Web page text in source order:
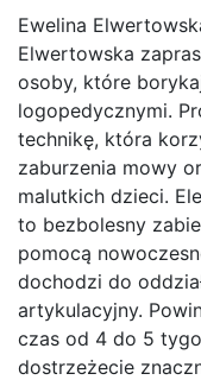
Ewelina
Elwertowska
osoby, które
logopedycznymi.
technikę, która
zaburzenia mowy
malutkich dzieci.
to bezbolesny
pomocą
dochodzi do
artykulacyjny.
czas od 4 do 5
dostrzeżecie